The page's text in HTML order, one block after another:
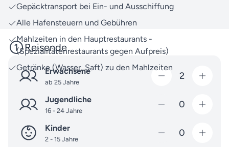
Sie nicht, uns gerne zukontaktieren.
Freuen Sie sich auf unvergessliche
Vorfreudemomente und lassen Sie uns gemeinsam
Ihre Traumreise verwirklichen.
Gepäcktransport bei Ein- und Ausschiffung
Alle Hafensteuern und Gebühren
Mahlzeiten in den Hauptrestaurants -
(Spezialitätenrestaurants gegen Aufpreis)
Getränke (Wasser, Saft) zu den Mahlzeiten
Reisende
Erwachsene
ab 25 Jahre
2
Jugendliche
16 - 24 Jahre
0
Kinder
2 - 15 Jahre
0